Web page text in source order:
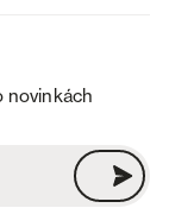
novinkách